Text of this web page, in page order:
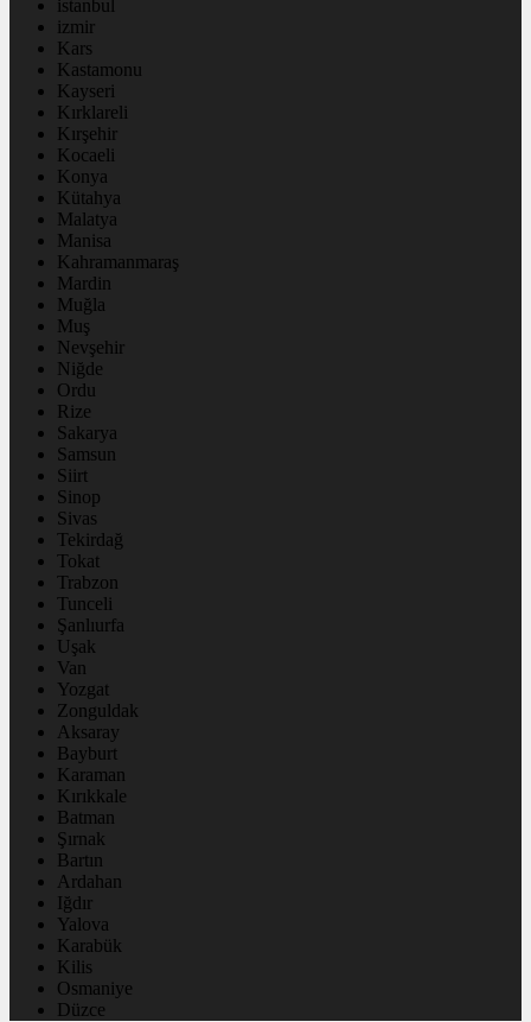
istanbul
izmir
Kars
Kastamonu
Kayseri
Kırklareli
Kırşehir
Kocaeli
Konya
Kütahya
Malatya
Manisa
Kahramanmaraş
Mardin
Muğla
Muş
Nevşehir
Niğde
Ordu
Rize
Sakarya
Samsun
Siirt
Sinop
Sivas
Tekirdağ
Tokat
Trabzon
Tunceli
Şanlıurfa
Uşak
Van
Yozgat
Zonguldak
Aksaray
Bayburt
Karaman
Kırıkkale
Batman
Şırnak
Bartın
Ardahan
Iğdır
Yalova
Karabük
Kilis
Osmaniye
Düzce